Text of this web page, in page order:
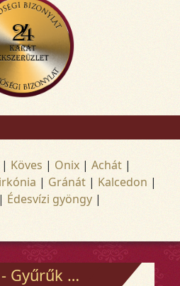
| Köves | Onix | Achát |
| Gránát | Kalcedon |
| Édesvízi gyöngy |
és ezüst ékszerek